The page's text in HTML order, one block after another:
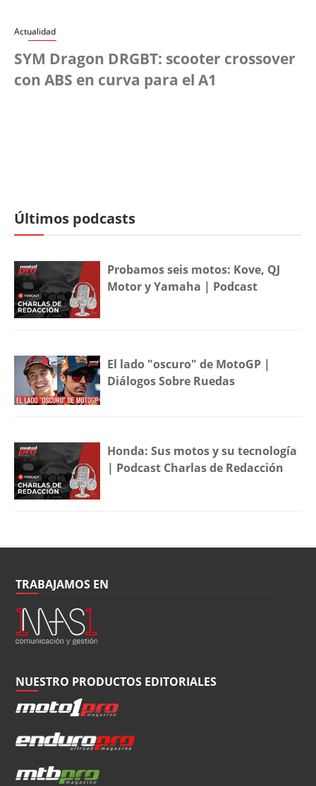
Actualidad
SYM Dragon DRGBT: scooter crossover
con ABS en curva para el A1
Últimos podcasts
Probamos seis motos: Kove, QJ
Motor y Yamaha | Podcast
El lado "oscuro" de MotoGP |
Diálogos Sobre Ruedas
Honda: Sus motos y su tecnología
| Podcast Charlas de Redacción
TRABAJAMOS EN
NUESTRO PRODUCTOS EDITORIALES